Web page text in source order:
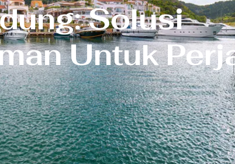
Solusi
Untuk